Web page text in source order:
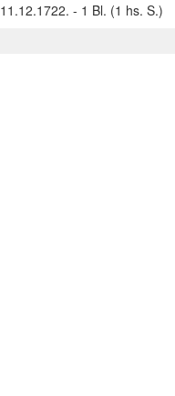
11.12.1722. - 1 Bl. (1 hs. S.)